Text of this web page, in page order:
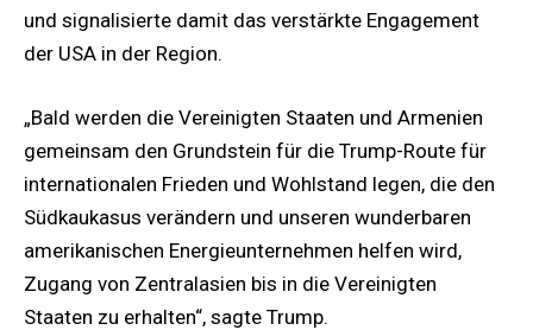
und signalisierte damit das verstärkte Engagement
der USA in der Region.
„Bald werden die Vereinigten Staaten und Armenien
gemeinsam den Grundstein für die Trump-Route für
internationalen Frieden und Wohlstand legen, die den
Südkaukasus verändern und unseren wunderbaren
amerikanischen Energieunternehmen helfen wird,
Zugang von Zentralasien bis in die Vereinigten
Staaten zu erhalten“, sagte Trump.